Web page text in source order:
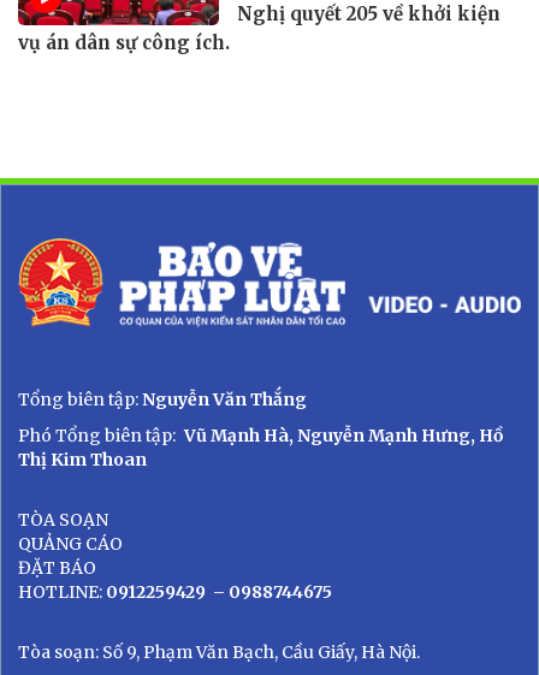
Nghị quyết 205 về khởi kiện
vụ án dân sự công ích.
Tổng biên tập:Nguyễn Văn Thắng
Phó Tổng biên tập:Vũ Mạnh Hà, Nguyễn Mạnh Hưng, Hồ
Thị Kim Thoan
TÒA SOẠN
QUẢNG CÁO
ĐẶT BÁO
HOTLINE: 0912259429 – 0988744675
Tòa soạn: Số 9, Phạm Văn Bạch, Cầu Giấy, Hà Nội.